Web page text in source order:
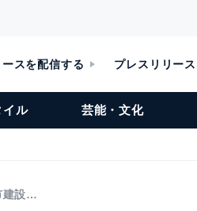
スを配信する プレスリリー
イル 芸能・文化
建設…